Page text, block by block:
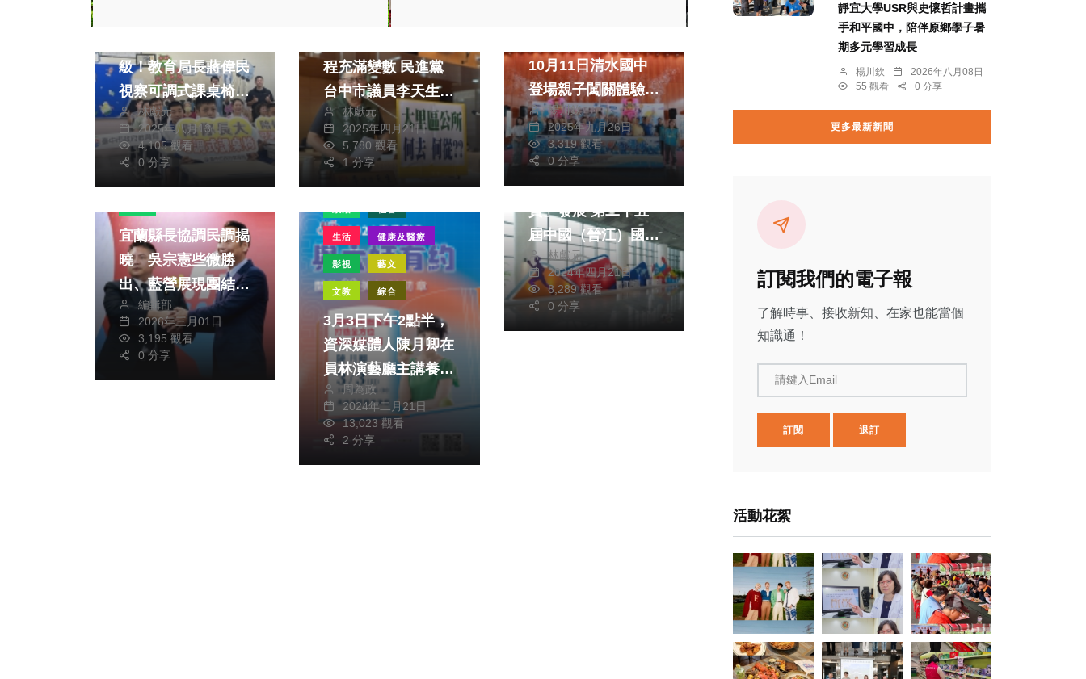
級！教育局長蔣偉民
視察可調式課桌椅配
置情形 展現對學生
健康與教育品質的高
度重視
林獻元
2025年八月13日
4,105 觀看
0 分享
程充滿變數 民進黨
台中市議員李天生擔
心明年底無法順利動
工 質疑辦理都市計
畫變更沒有必要
林獻元
2025年四月21日
5,780 觀看
1 分享
10月11日清水國中
登場親子闖關體驗運
動樂趣
楊川欽
2025年九月26日
3,319 觀看
0 分享
宜蘭縣長協調民調揭
曉 吳宗憲些微勝
出、藍營展現團結氣
勢
編輯部
2026年三月01日
3,195 觀看
0 分享
生活 健康及醫療
影視 藝文
文教 綜合
3月3日下午2點半，
資深媒體人陳月卿在
員林演藝廳主講養生
之道。（照片泰山基
金會提供）
周為政
2024年二月21日
13,023 觀看
2 分享
財經及消費
「從新」出發 「提
質」發展 第二十五
屆中國（晉江）國際
鞋業暨第八屆國際體
育產業博覽會啟幕
林獻元
2024年四月21日
8,289 觀看
0 分享
靜宜大學USR與史懷哲計畫攜
手和平國中，陪伴原鄉學子暑
期多元學習成長
楊川欽
2026年八月08日
55 觀看
0 分享
更多最新新聞
訂閱我們的電子報
了解時事、接收新知、在家也能當個
知識通！
請鍵入Email
訂閱 退訂
活動花絮